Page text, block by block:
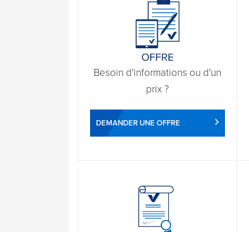
Besoin d'informations ou d'un
prix ?
DEMANDER UNE OFFRE